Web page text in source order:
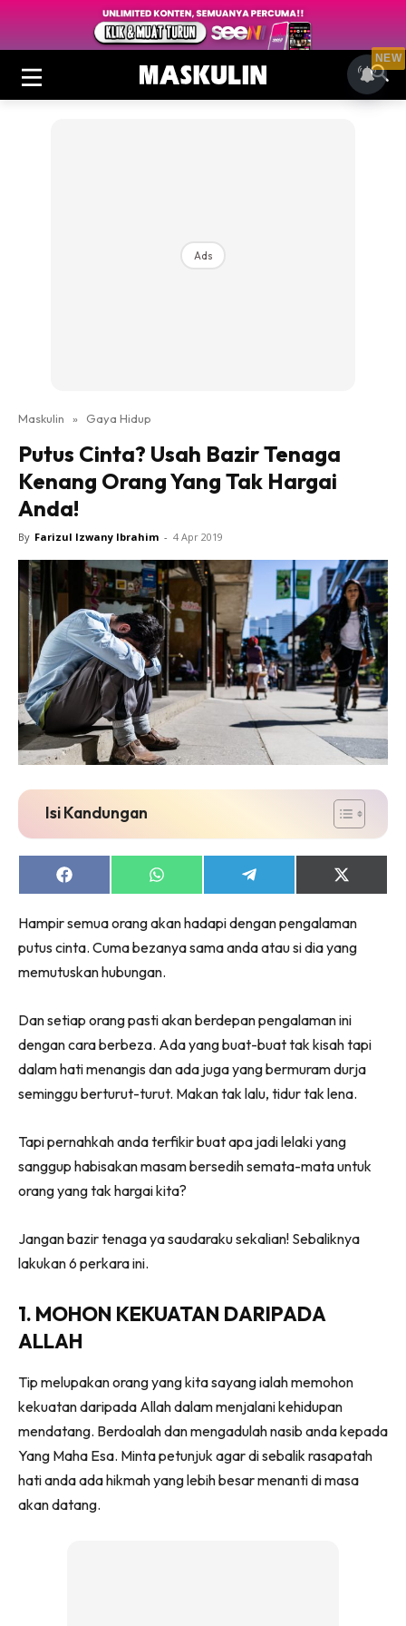
Ads
Maskulin » Gaya Hidup
Putus Cinta? Usah Bazir Tenaga
Kenang Orang Yang Tak Hargai
Anda!
By Farizul Izwany Ibrahim - 4 Apr 2019
Isi Kandungan
Share
on
Share
on
Share
on
Share
on
(Twitter)
Hampir semua orang akan hadapi dengan pengalaman
putus cinta. Cuma bezanya sama anda atau si dia yang
memutuskan hubungan.
Dan setiap orang pasti akan berdepan pengalaman ini
dengan cara berbeza. Ada yang buat-buat tak kisah tapi
dalam hati menangis dan ada juga yang bermuram durja
seminggu berturut-turut. Makan tak lalu, tidur tak lena.
Tapi pernahkah anda terfikir buat apa jadi lelaki yang
sanggup habisakan masam bersedih semata-mata untuk
orang yang tak hargai kita?
Jangan bazir tenaga ya saudaraku sekalian! Sebaliknya
lakukan 6 perkara ini.
1. MOHON KEKUATAN DARIPADA
ALLAH
Tip melupakan orang yang kita sayang ialah memohon
kekuatan daripada Allah dalam menjalani kehidupan
mendatang. Berdoalah dan mengadulah nasib anda kepada
Yang Maha Esa. Minta petunjuk agar di sebalik rasapatah
hati anda ada hikmah yang lebih besar menanti di masa
akan datang.
NEW